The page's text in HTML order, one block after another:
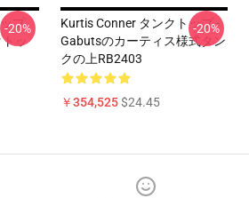
プ
トッ
-20%
Kurtis Conner タンクトップ -
Gabutsのカーティス様式タン
クの上RB2403
￥354,525$24.45
-20%